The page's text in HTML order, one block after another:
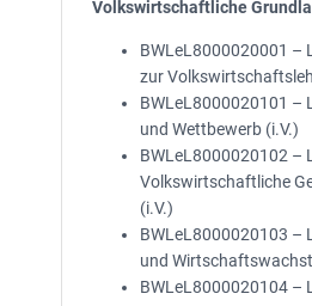
Volkswirtschaftliche
BWLeL8000020001 –
zur
BWLeL8000020101 –
und Wettbewerb (i.V.)
BWLeL8000020102 –
Volkswirtschaftliche
(i.V.)
BWLeL8000020103 –
und
BWLeL8000020104 –